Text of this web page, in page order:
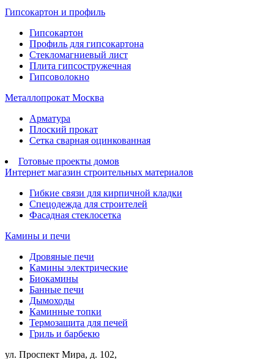
Гипсокартон и профиль
Гипсокартон
Профиль для гипсокартона
Стекломагниевый лист
Плита гипсостружечная
Гипсоволокно
Металлопрокат Москва
Арматура
Плоский прокат
Сетка сварная оцинкованная
Готовые проекты домов
Интернет магазин строительных материалов
Гибкие связи для кирпичной кладки
Спецодежда для строителей
Фасадная стеклосетка
Камины и печи
Дровяные печи
Камины электрические
Биокамины
Банные печи
Дымоходы
Каминные топки
Термозащита для печей
Гриль и барбекю
ул. Проспект Мира, д. 102,